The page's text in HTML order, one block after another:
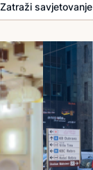
Zatraži savjetovanje